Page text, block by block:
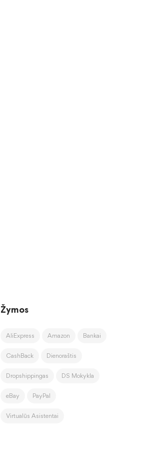
Žymos
AliExpress Amazon Bankai
CashBack Dienoraštis
Dropshippingas DS Mokykla
eBay PayPal
Virtualūs Asistentai